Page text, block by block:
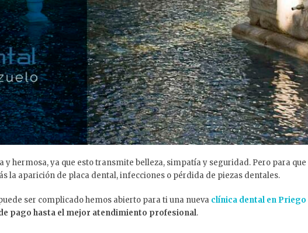
y hermosa, ya que esto transmite belleza, simpatía y seguridad. Pero para
la aparición de placa dental, infecciones o pérdida de piezas dentales.
ser complicado hemos abierto para ti una nueva clínica dental en Priego
pago hasta el mejor atendimiento profesional.